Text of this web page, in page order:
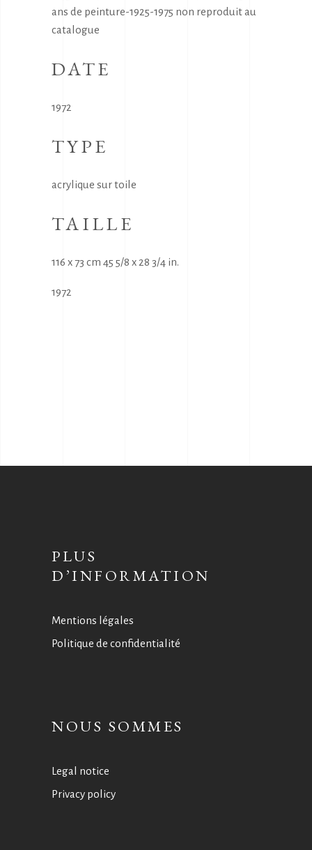
ans de peinture-1925-1975 non reproduit au
catalogue
DATE
1972
TYPE
acrylique sur toile
TAILLE
116 x 73 cm 45 5/8 x 28 3/4 in.
1972
PLUS
D’INFORMATION
Mentions légales
Politique de confidentialité
NOUS SOMMES
Legal notice
Privacy policy